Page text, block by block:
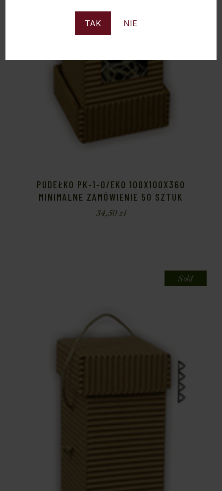
TAK NIE
PUDEŁKO PK-1-O/EKO 100X100X360
MINIMALNE ZAMÓWIENIE 50 SZTUK
34,50zł
Sold